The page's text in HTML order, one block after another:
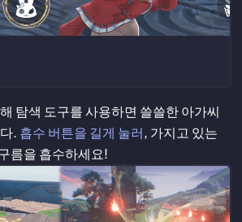
탐색 도구를 사용하면 쓸쓸한 아가씨
. 흡수 버튼을 길게 눌러, 가지고 있는
름을 흡수하세요!